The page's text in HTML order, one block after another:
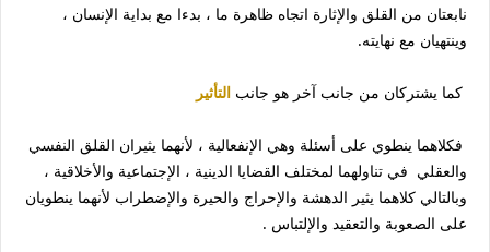
نابعتان من القلق والإثارة اتجاه ظاهرة ما ، بدءا مع بداية الإنسان ،
وينتهيان مع نهايته.
كما يشتركان من جانب آخر هو جانب التأثير
فكلاهما ينطوي على أسئلة وهي الإنفعالية ، لأنهما يثيران القلق النفسي
والعقلي في تناولهما لمختلف القضايا الدينية ، الإجتماعية والأخلاقية ،
وبالتالي كلاهما يثير الدهشة والإحراج والحيرة والإضطراب لأنهما ينطويان
على الصعوبة والتعقيد والإلتباس .